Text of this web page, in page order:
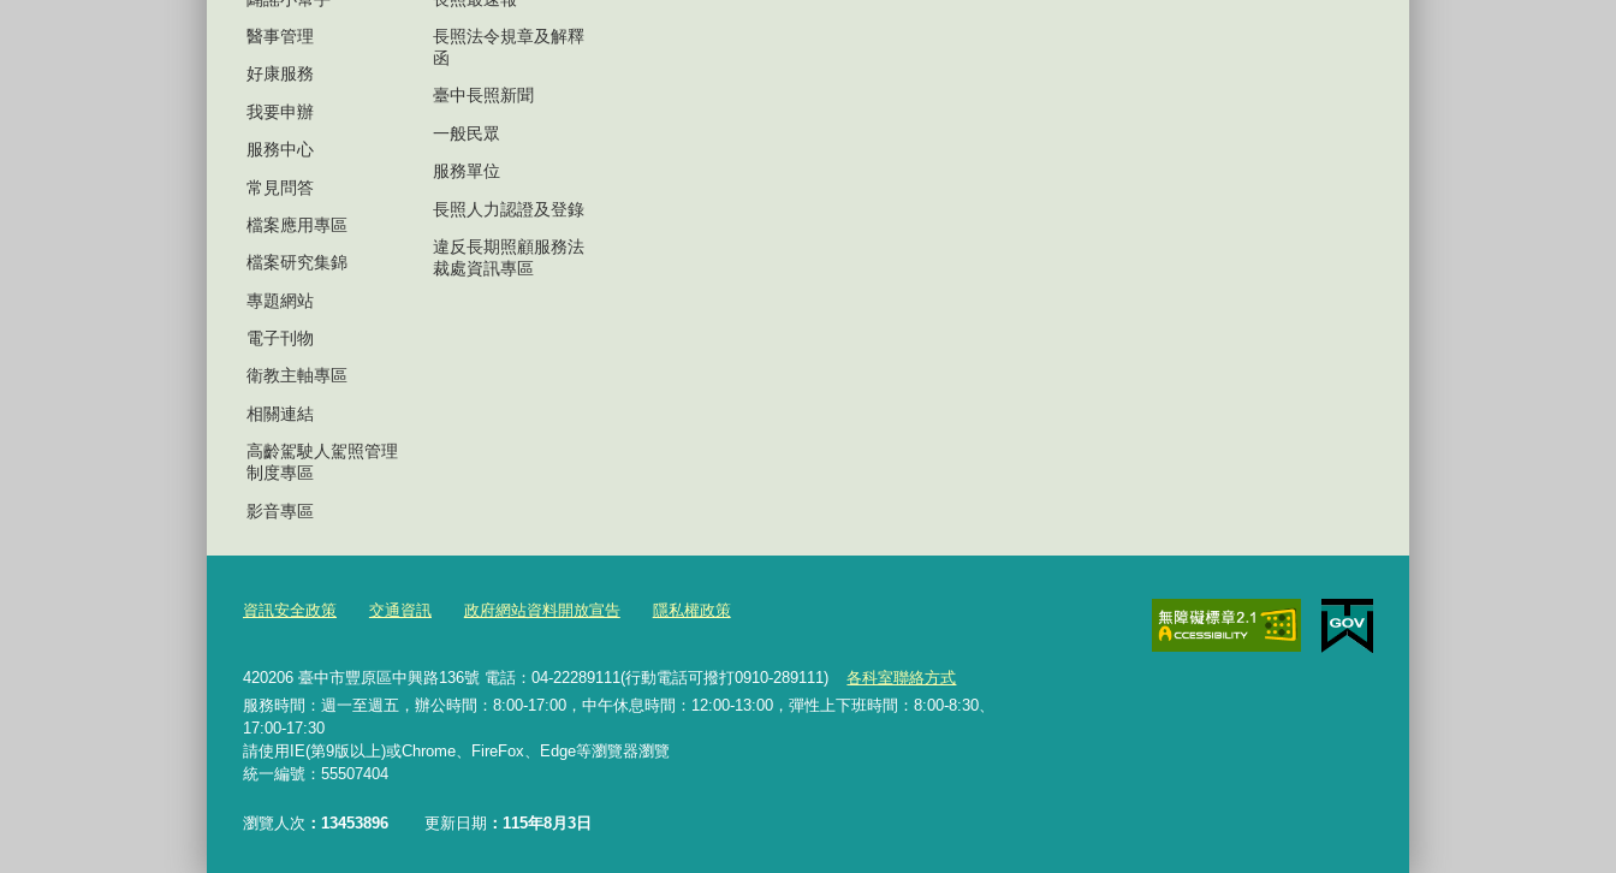
醫事管理
好康服務
我要申辦
服務中心
常見問答
檔案應用專區
檔案研究集錦
專題網站
電子刊物
衛教主軸專區
相關連結
高齡駕駛人駕照管理
制度專區
影音專區
長照法令規章及解釋
函
臺中長照新聞
一般民眾
服務單位
長照人力認證及登錄
違反長期照顧服務法
裁處資訊專區
資訊安全政策 交通資訊 政府網站資料開放宣告 隱私權政策
420206 臺中市豐原區中興路136號 電話：04-22289111(行動電話可撥打0910-289111)
各科室聯絡方式
服務時間：週一至週五，辦公時間：8:00-17:00，中午休息時間：12:00-13:00，彈性上下班時間：8:00-8:30、
17:00-17:30
請使用IE(第9版以上)或Chrome、FireFox、Edge等瀏覽器瀏覽
統一編號：55507404
瀏覽人次 13453896 更新日期 115年8月3日